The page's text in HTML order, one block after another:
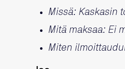
Missä: Kaskasin
Mitä maksaa: Ei
Miten